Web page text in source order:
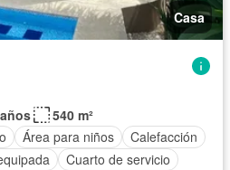
Casa
540 m²
Área para niños
Calefacción
Cuarto de servicio